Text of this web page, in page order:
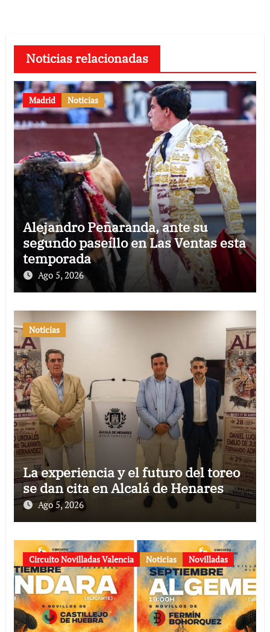
Noticias relacionadas
Madrid Noticias
Alejandro Peñaranda, ante su
segundo paseíllo en Las Ventas esta
temporada
Ago 5, 2026
Noticias
La experiencia y el futuro del toreo
se dan cita en Alcalá de Henares
Ago 5, 2026
Circuito Novilladas Valencia Noticias Novilladas